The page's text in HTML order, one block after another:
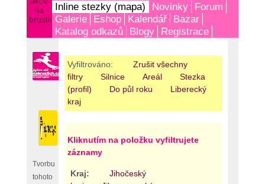
Inline stezky (mapa) Novinky
Forum
Galerie
Eshop Kalendář
Bazar
Katalog odkazů
Blogy Registrace
Tvorbu
tohoto
Vyfiltrováno:
Zrušit všechny
filtry
Silnice Areál Stezka
(profil)
Do půl roku
Liberecký
kraj
Kliknutím na položku vyfiltrujete
záznamy
Kraj:
Jihočeský